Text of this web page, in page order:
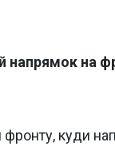
на
куди